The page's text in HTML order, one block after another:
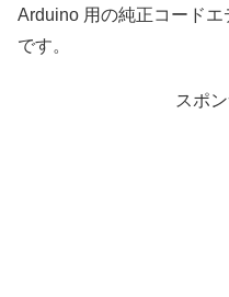
Arduino 用の純正コード
です。
スポ